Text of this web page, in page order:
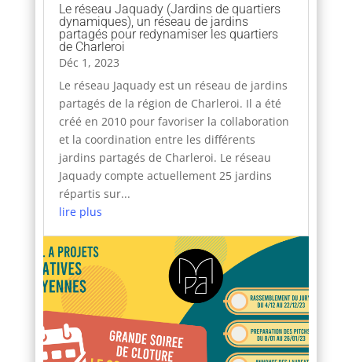
Le réseau Jaquady (Jardins de quartiers
dynamiques), un réseau de jardins
partagés pour redynamiser les quartiers
de Charleroi
Déc 1, 2023
Le réseau Jaquady est un réseau de jardins
partagés de la région de Charleroi. Il a été
créé en 2010 pour favoriser la collaboration
et la coordination entre les différents
jardins partagés de Charleroi. Le réseau
Jaquady compte actuellement 25 jardins
répartis sur...
lire plus